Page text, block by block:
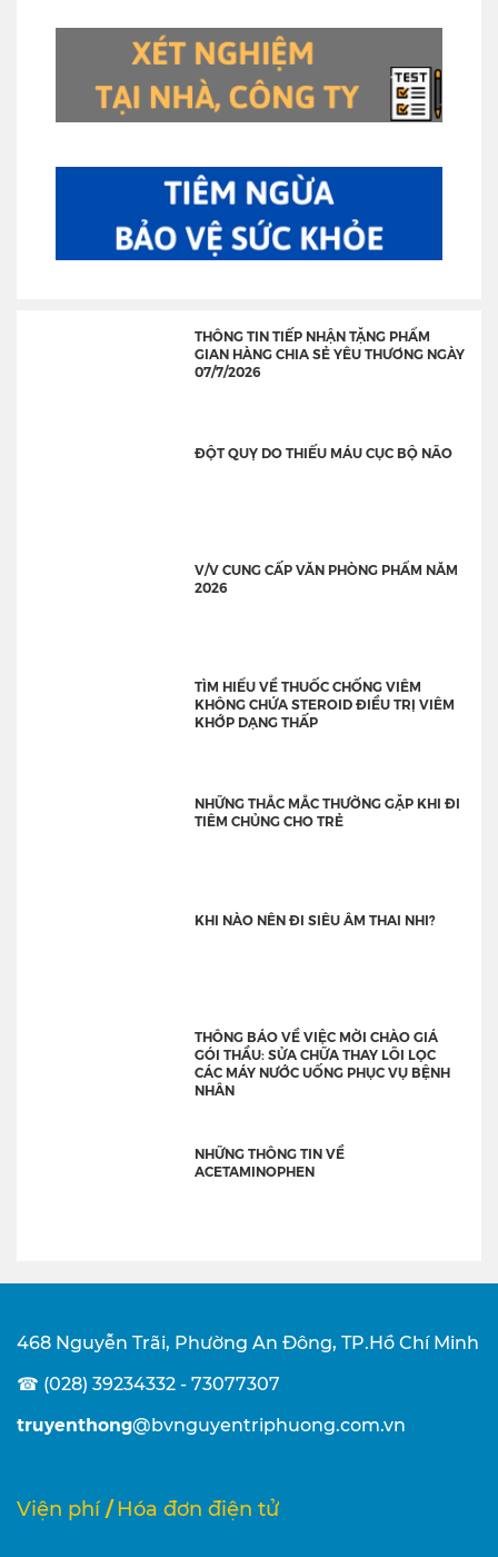
THÔNG TIN TIẾP NHẬN TẶNG PHẨM
GIAN HÀNG CHIA SẺ YÊU THƯƠNG NGÀY
07/7/2026
ĐỘT QUỴ DO THIẾU MÁU CỤC BỘ NÃO
V/V CUNG CẤP VĂN PHÒNG PHẨM NĂM
2026
TÌM HIỂU VỀ THUỐC CHỐNG VIÊM
KHÔNG CHỨA STEROID ĐIỀU TRỊ VIÊM
KHỚP DẠNG THẤP
NHỮNG THẮC MẮC THƯỜNG GẶP KHI ĐI
TIÊM CHỦNG CHO TRẺ
KHI NÀO NÊN ĐI SIÊU ÂM THAI NHI?
THÔNG BÁO VỀ VIỆC MỜI CHÀO GIÁ
GÓI THẦU: SỬA CHỮA THAY LÕI LỌC
CÁC MÁY NƯỚC UỐNG PHỤC VỤ BỆNH
NHÂN
NHỮNG THÔNG TIN VỀ
ACETAMINOPHEN
468 Nguyễn Trãi, Phường An Đông, TP.Hồ Chí Minh
☎ (028) 39234332 - 73077307
truyenthong@bvnguyentriphuong.com.vn
Viện phí / Hóa đơn điện tử